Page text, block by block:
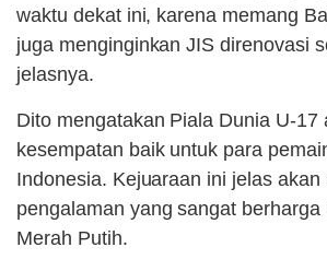
waktu dekat ini, karena memang
juga menginginkan JIS direnovasi
jelasnya.
Dito mengatakan Piala Dunia U-17
kesempatan baik untuk para
Indonesia. Kejuaraan ini jelas akan
pengalaman yang sangat berharga
Merah Putih.